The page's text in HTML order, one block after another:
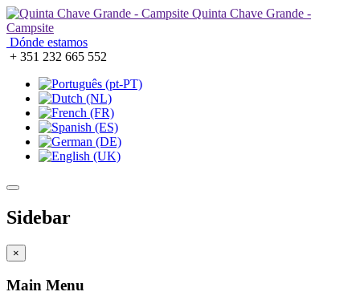
Quinta Chave Grande -
Campsite
Dónde estamos
+ 351 232 665 552
Sidebar
×
Main Menu